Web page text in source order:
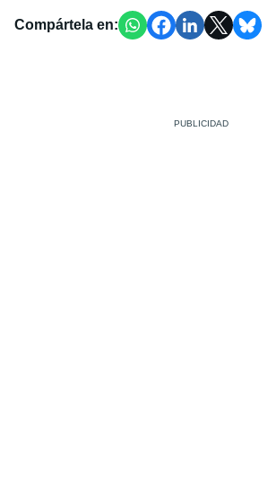
Compártela en: